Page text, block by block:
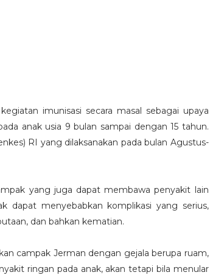
imunisasi secara masal sebagai upaya
anak usia 9 bulan sampai dengan 15 tahun.
RI yang dilaksanakan pada bulan Agustus-
yang juga dapat membawa penyakit lain
dapat menyebabkan komplikasi yang serius,
dan bahkan kematian.
campak Jerman dengan gejala berupa ruam,
ringan pada anak, akan tetapi bila menular